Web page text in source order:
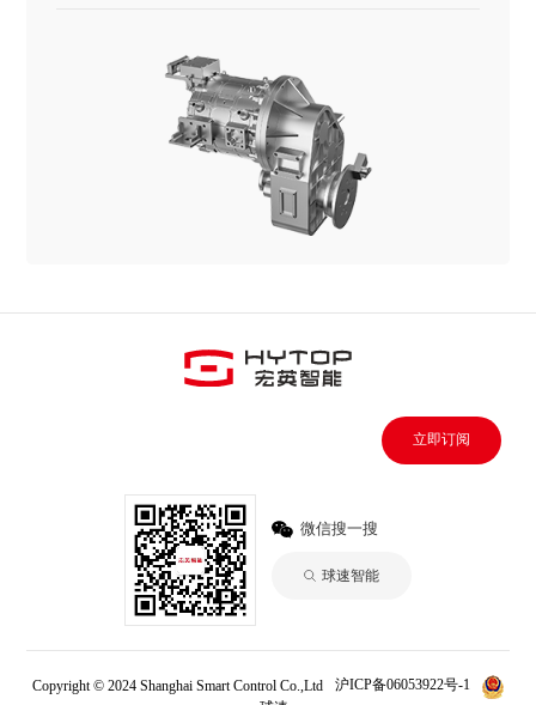
立即订阅
微信搜一搜
球速智能
Copyright © 2024 Shanghai Smart Control Co.,Ltd
沪ICP备06053922号-1